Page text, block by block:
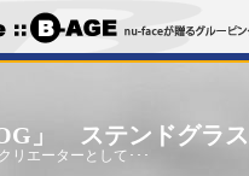
」 ステンドグラ
リエーターとして･･･